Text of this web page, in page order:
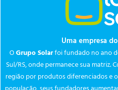
Uma empresa do
OGrupo Solarfoi fundado no ano
Sul/RS, onde permanece sua matriz.
região por produtos diferenciados e